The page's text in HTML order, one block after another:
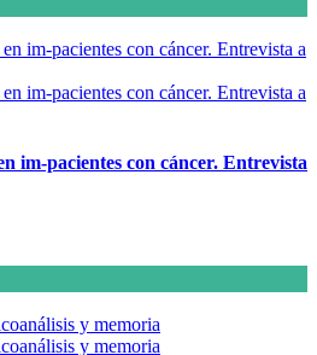
im-pacientes con cáncer. Entrevista